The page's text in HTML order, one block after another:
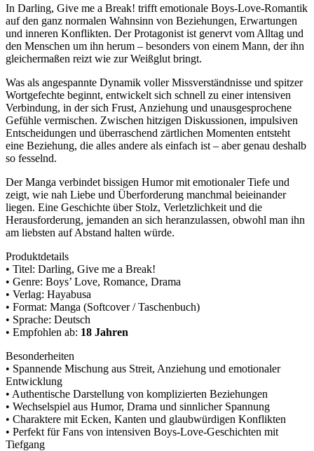
In Darling, Give me a Break! trifft emotionale Boys-Love-Romantik
auf den ganz normalen Wahnsinn von Beziehungen, Erwartungen
und inneren Konflikten. Der Protagonist ist genervt vom Alltag und
den Menschen um ihn herum – besonders von einem Mann, der ihn
gleichermaßen reizt wie zur Weißglut bringt.
Was als angespannte Dynamik voller Missverständnisse und spitzer
Wortgefechte beginnt, entwickelt sich schnell zu einer intensiven
Verbindung, in der sich Frust, Anziehung und unausgesprochene
Gefühle vermischen. Zwischen hitzigen Diskussionen, impulsiven
Entscheidungen und überraschend zärtlichen Momenten entsteht
eine Beziehung, die alles andere als einfach ist – aber genau deshalb
so fesselnd.
Der Manga verbindet bissigen Humor mit emotionaler Tiefe und
zeigt, wie nah Liebe und Überforderung manchmal beieinander
liegen. Eine Geschichte über Stolz, Verletzlichkeit und die
Herausforderung, jemanden an sich heranzulassen, obwohl man ihn
am liebsten auf Abstand halten würde.
Produktdetails
• Titel: Darling, Give me a Break!
• Genre: Boys’ Love, Romance, Drama
• Verlag: Hayabusa
• Format: Manga (Softcover / Taschenbuch)
• Sprache: Deutsch
• Empfohlen ab: 18 Jahren
Besonderheiten
• Spannende Mischung aus Streit, Anziehung und emotionaler
Entwicklung
• Authentische Darstellung von komplizierten Beziehungen
• Wechselspiel aus Humor, Drama und sinnlicher Spannung
• Charaktere mit Ecken, Kanten und glaubwürdigen Konflikten
• Perfekt für Fans von intensiven Boys-Love-Geschichten mit
Tiefgang